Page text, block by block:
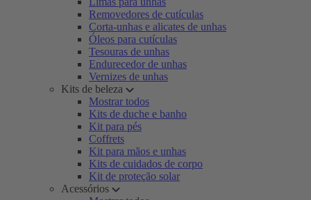
Removedores de cutículas
Corta-unhas e alicates de unhas
Óleos para cutículas
Tesouras de unhas
Endurecedor de unhas
Vernizes de unhas
Kits de beleza
Mostrar todos
Kits de duche e banho
Kit para pés
Coffrets
Kit para mãos e unhas
Kits de cuidados de corpo
Kit de proteção solar
Acessórios